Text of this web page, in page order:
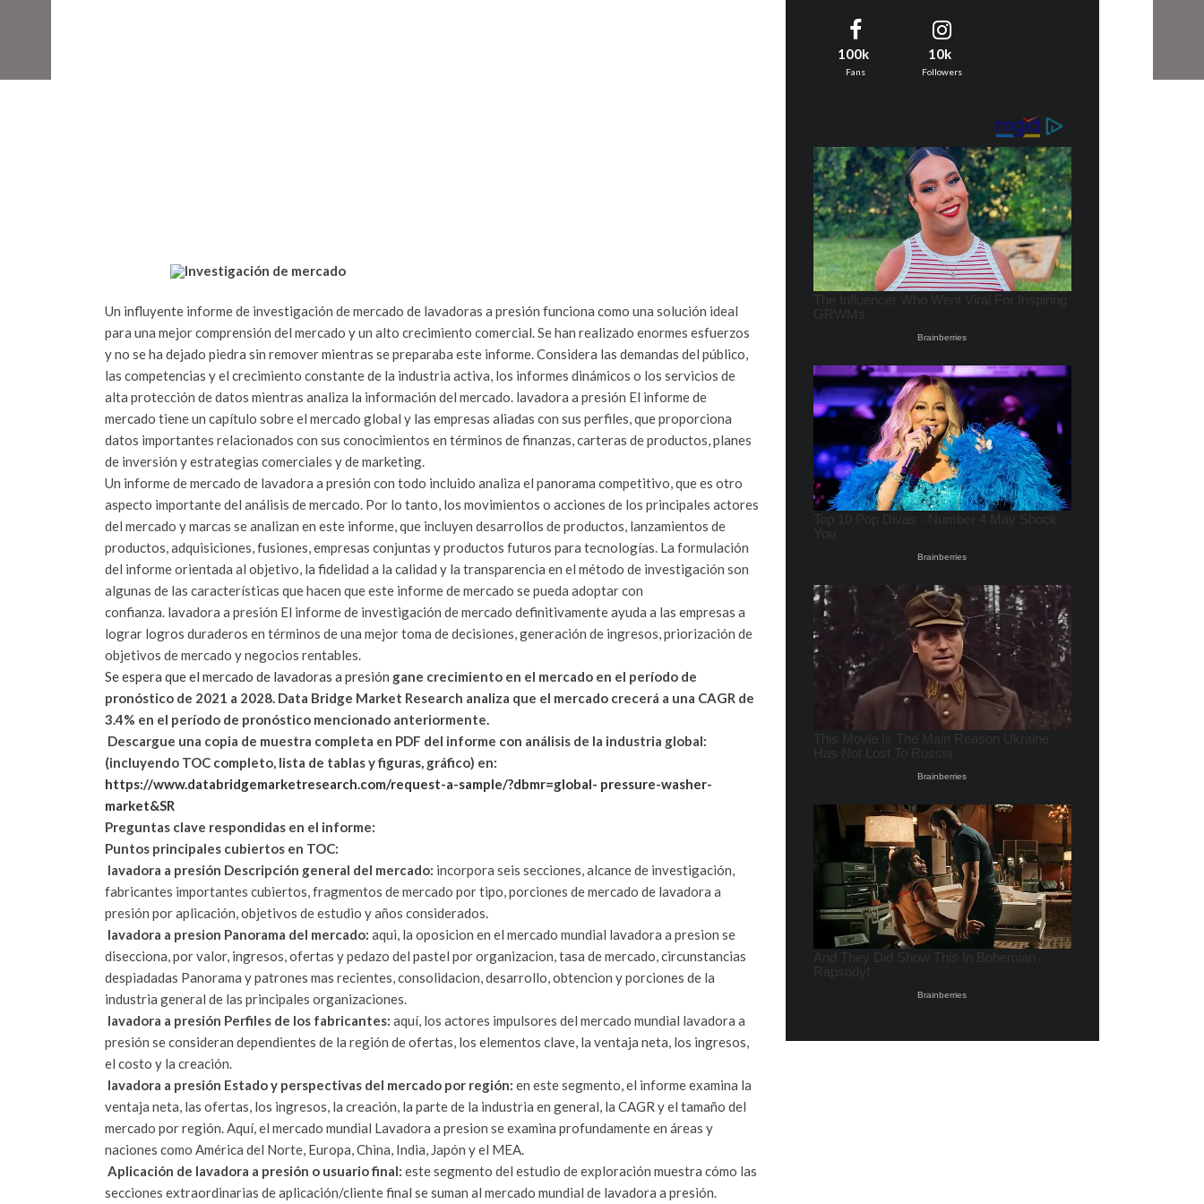
Un influyente informe de investigación de mercado de lavadoras a presión funciona como una solución ideal
para una mejor comprensión del mercado y un alto crecimiento comercial. Se han realizado enormes esfuerzos
y no se ha dejado piedra sin remover mientras se preparaba este informe. Considera las demandas del público,
las competencias y el crecimiento constante de la industria activa, los informes dinámicos o los servicios de
alta protección de datos mientras analiza la información del mercado. lavadora a presión El informe de
mercado tiene un capítulo sobre el mercado global y las empresas aliadas con sus perfiles, que proporciona
datos importantes relacionados con sus conocimientos en términos de finanzas, carteras de productos, planes
de inversión y estrategias comerciales y de marketing.
Un informe de mercado de lavadora a presión con todo incluido analiza el panorama competitivo, que es otro
aspecto importante del análisis de mercado. Por lo tanto, los movimientos o acciones de los principales actores
del mercado y marcas se analizan en este informe, que incluyen desarrollos de productos, lanzamientos de
productos, adquisiciones, fusiones, empresas conjuntas y productos futuros para tecnologías. La formulación
del informe orientada al objetivo, la fidelidad a la calidad y la transparencia en el método de investigación son
algunas de las características que hacen que este informe de mercado se pueda adoptar con
confianza. lavadora a presión El informe de investigación de mercado definitivamente ayuda a las empresas a
lograr logros duraderos en términos de una mejor toma de decisiones, generación de ingresos, priorización de
objetivos de mercado y negocios rentables.
Se espera que el mercado de lavadoras a presión gane crecimiento en el mercado en el período de
pronóstico de 2021 a 2028. Data Bridge Market Research analiza que el mercado crecerá a una CAGR de
3.4% en el período de pronóstico mencionado anteriormente.
Descargue una copia de muestra completa en PDF del informe con análisis de la industria global:
(incluyendo TOC completo, lista de tablas y figuras, gráfico) en:
https://www.databridgemarketresearch.com/request-a-sample/?dbmr=global- pressure-washer-
market&SR
Preguntas clave respondidas en el informe:
Puntos principales cubiertos en TOC:
lavadora a presión Descripción general del mercado: incorpora seis secciones, alcance de investigación,
fabricantes importantes cubiertos, fragmentos de mercado por tipo, porciones de mercado de lavadora a
presión por aplicación, objetivos de estudio y años considerados.
lavadora a presion Panorama del mercado: aqui, la oposicion en el mercado mundial lavadora a presion se
disecciona, por valor, ingresos, ofertas y pedazo del pastel por organizacion, tasa de mercado, circunstancias
despiadadas Panorama y patrones mas recientes, consolidacion, desarrollo, obtencion y porciones de la
industria general de las principales organizaciones.
lavadora a presión Perfiles de los fabricantes: aquí, los actores impulsores del mercado mundial lavadora a
presión se consideran dependientes de la región de ofertas, los elementos clave, la ventaja neta, los ingresos,
el costo y la creación.
lavadora a presión Estado y perspectivas del mercado por región: en este segmento, el informe examina la
ventaja neta, las ofertas, los ingresos, la creación, la parte de la industria en general, la CAGR y el tamaño del
mercado por región. Aquí, el mercado mundial Lavadora a presion se examina profundamente en áreas y
naciones como América del Norte, Europa, China, India, Japón y el MEA.
Aplicación de lavadora a presión o usuario final: este segmento del estudio de exploración muestra cómo las
secciones extraordinarias de aplicación/cliente final se suman al mercado mundial de lavadora a presión.
100k
Fans
10k
Followers